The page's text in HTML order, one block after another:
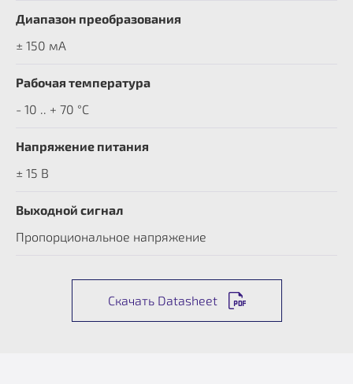
Диапазон преобразования
± 150 мА
Рабочая температура
- 10 .. + 70 °C
Напряжение питания
± 15 В
Выходной сигнал
Пропорциональное напряжение
Скачать Datasheet